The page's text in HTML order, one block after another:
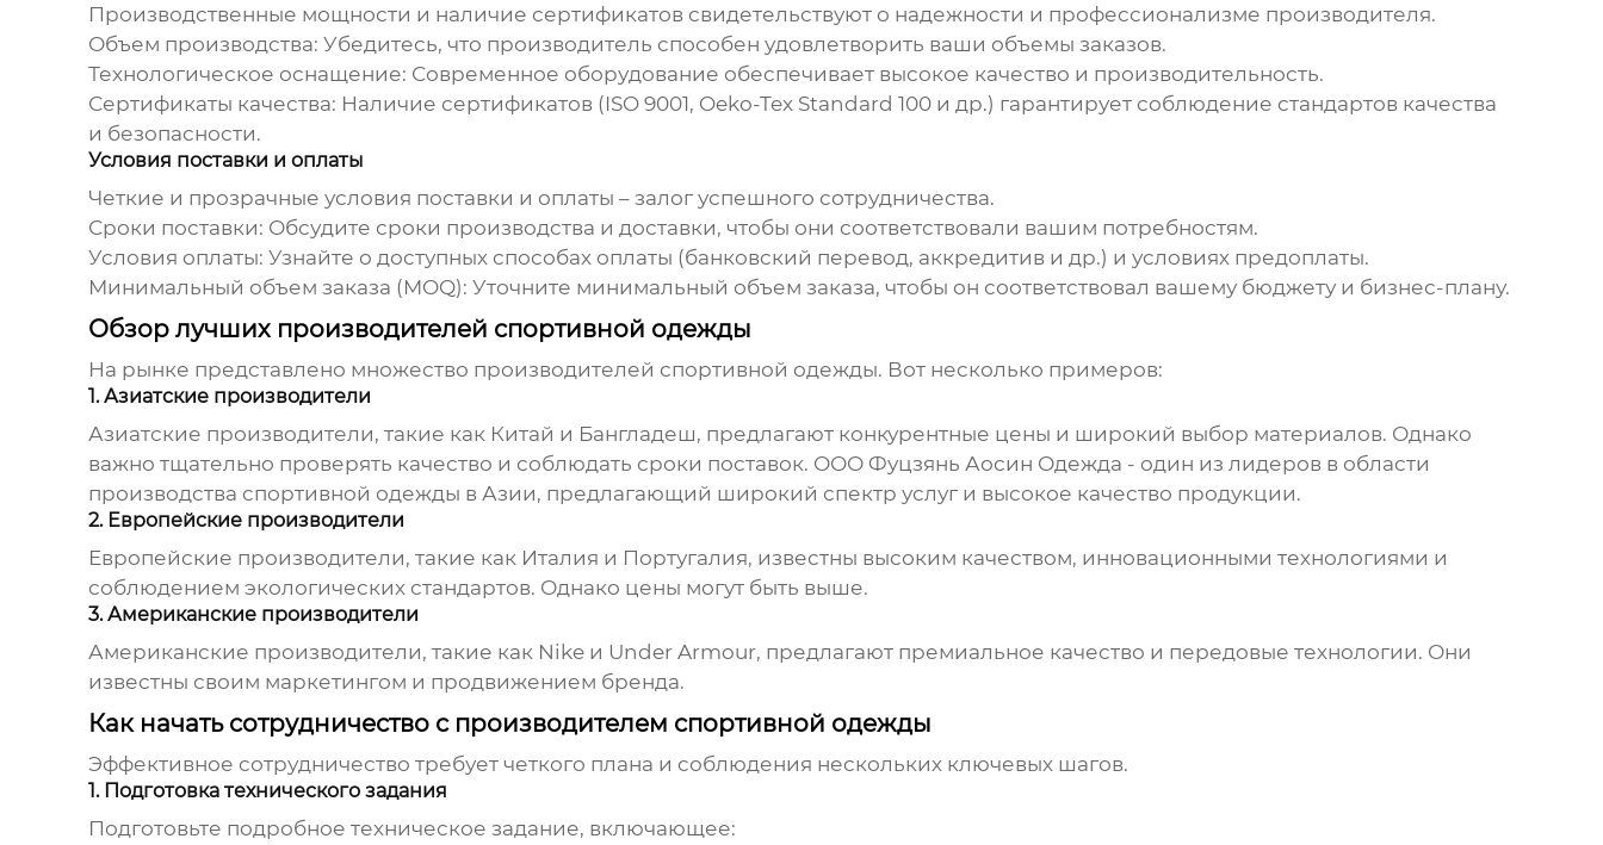
Производственные мощности и наличие сертификатов свидетельствуют о надежности и профессионализме производителя.
Объем производства: Убедитесь, что производитель способен удовлетворить ваши объемы заказов.
Технологическое оснащение: Современное оборудование обеспечивает высокое качество и производительность.
Сертификаты качества: Наличие сертификатов (ISO 9001, Oeko-Tex Standard 100 и др.) гарантирует соблюдение стандартов качества
и безопасности.
Условия поставки и оплаты
Четкие и прозрачные условия поставки и оплаты – залог успешного сотрудничества.
Сроки поставки: Обсудите сроки производства и доставки, чтобы они соответствовали вашим потребностям.
Условия оплаты: Узнайте о доступных способах оплаты (банковский перевод, аккредитив и др.) и условиях предоплаты.
Минимальный объем заказа (MOQ): Уточните минимальный объем заказа, чтобы он соответствовал вашему бюджету и бизнес-плану.
Обзор лучших производителей спортивной одежды
На рынке представлено множество производителей спортивной одежды. Вот несколько примеров:
1. Азиатские производители
Азиатские производители, такие как Китай и Бангладеш, предлагают конкурентные цены и широкий выбор материалов. Однако
важно тщательно проверять качество и соблюдать сроки поставок. ООО Фуцзянь Аосин Одежда - один из лидеров в области
производства спортивной одежды в Азии, предлагающий широкий спектр услуг и высокое качество продукции.
2. Европейские производители
Европейские производители, такие как Италия и Португалия, известны высоким качеством, инновационными технологиями и
соблюдением экологических стандартов. Однако цены могут быть выше.
3. Американские производители
Американские производители, такие как Nike и Under Armour, предлагают премиальное качество и передовые технологии. Они
известны своим маркетингом и продвижением бренда.
Как начать сотрудничество с производителем спортивной одежды
Эффективное сотрудничество требует четкого плана и соблюдения нескольких ключевых шагов.
1. Подготовка технического задания
Подготовьте подробное техническое задание, включающее: